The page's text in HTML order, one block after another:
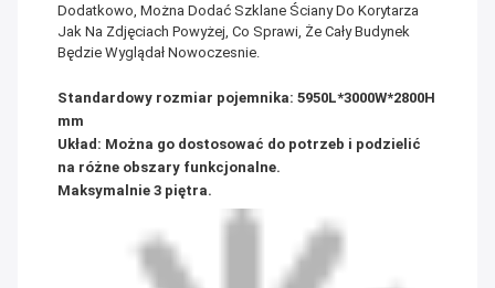
Dodatkowo, Można Dodać Szklane Ściany Do Korytarza
Jak Na Zdjęciach Powyżej, Co Sprawi, Że Cały Budynek
Będzie Wyglądał Nowoczesnie.
Standardowy rozmiar pojemnika: 5950L*3000W*2800H
mm
Układ: Można go dostosować do potrzeb i podzielić
na różne obszary funkcjonalne.
Maksymalnie 3 piętra.